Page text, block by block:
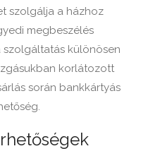
szolgálja a házhoz
megbeszélés
szolgáltatás különösen
korlátozott
során bankkártyás